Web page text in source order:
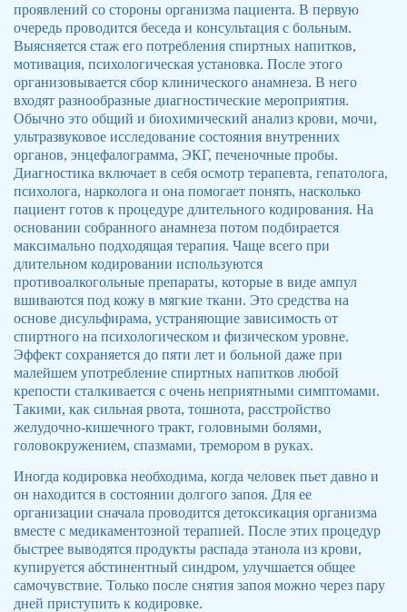
проявлений со стороны организма пациента. В первую
очередь проводится беседа и консультация с больным.
Выясняется стаж его потребления спиртных напитков,
мотивация, психологическая установка. После этого
организовывается сбор клинического анамнеза. В него
входят разнообразные диагностические мероприятия.
Обычно это общий и биохимический анализ крови, мочи,
ультразвуковое исследование состояния внутренних
органов, энцефалограмма, ЭКГ, печеночные пробы.
Диагностика включает в себя осмотр терапевта, гепатолога,
психолога, нарколога и она помогает понять, насколько
пациент готов к процедуре длительного кодирования. На
основании собранного анамнеза потом подбирается
максимально подходящая терапия. Чаще всего при
длительном кодировании используются
противоалкогольные препараты, которые в виде ампул
вшиваются под кожу в мягкие ткани. Это средства на
основе дисульфирама, устраняющие зависимость от
спиртного на психологическом и физическом уровне.
Эффект сохраняется до пяти лет и больной даже при
малейшем употребление спиртных напитков любой
крепости сталкивается с очень неприятными симптомами.
Такими, как сильная рвота, тошнота, расстройство
желудочно-кишечного тракт, головными болями,
головокружением, спазмами, тремором в руках.
Иногда кодировка необходима, когда человек пьет давно и
он находится в состоянии долгого запоя. Для ее
организации сначала проводится детоксикация организма
вместе с медикаментозной терапией. После этих процедур
быстрее выводятся продукты распада этанола из крови,
купируется абстинентный синдром, улучшается общее
самочувствие. Только после снятия запоя можно через пару
дней приступить к кодировке.